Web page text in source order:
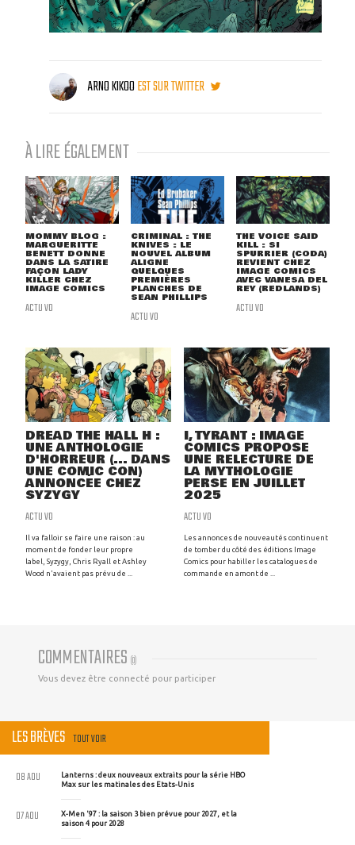
ARNO KIKOOEST SUR TWITTER
À LIRE ÉGALEMENT
MOMMY BLOG :
MARGUERITTE
BENETT DONNE
DANS LA SATIRE
FAÇON LADY
KILLER CHEZ
IMAGE COMICS
ACTU VO
CRIMINAL : THE
KNIVES : LE
NOUVEL ALBUM
ALIGNE
QUELQUES
PREMIÈRES
PLANCHES DE
SEAN PHILLIPS
ACTU VO
THE VOICE SAID
KILL : SI
SPURRIER (CODA)
REVIENT CHEZ
IMAGE COMICS
AVEC VANESA DEL
REY (REDLANDS)
ACTU VO
DREAD THE HALL H :
UNE ANTHOLOGIE
D'HORREUR (... DANS
UNE COMIC CON)
ANNONCÉE CHEZ
SYZYGY
ACTU VO
Il va falloir se faire une raison : au
moment de fonder leur propre
label, Syzygy, Chris Ryall et Ashley
Wood n'avaient pas prévu de ...
I, TYRANT : IMAGE
COMICS PROPOSE
UNE RELECTURE DE
LA MYTHOLOGIE
PERSE EN JUILLET
2025
ACTU VO
Les annonces de nouveautés continuent
de tomber du côté des éditions Image
Comics pour habiller les catalogues de
commande en amont de ...
COMMENTAIRES (0)
Vous devez être connecté pour participer
LES BRÈVES TOUT VOIR
Lanterns : deux nouveaux extraits pour la série HBO
Max sur les matinales des Etats-Unis
08 AOU
X-Men '97 : la saison 3 bien prévue pour 2027, et la
saison 4 pour 2028
07 AOU